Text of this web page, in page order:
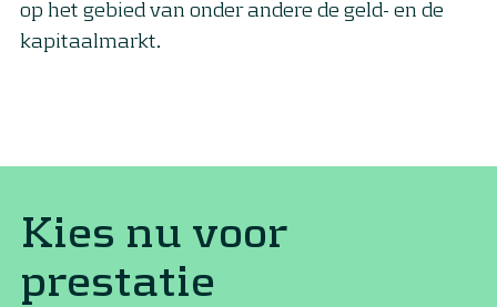
op het gebied van onder andere de geld- en de
kapitaalmarkt.
Kies nu voor
prestatie